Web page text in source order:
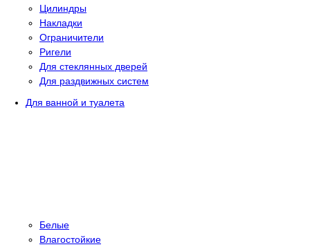
Цилиндры
Накладки
Ограничители
Ригели
Для стеклянных дверей
Для раздвижных систем
Для ванной и туалета
Белые
Влагостойкие